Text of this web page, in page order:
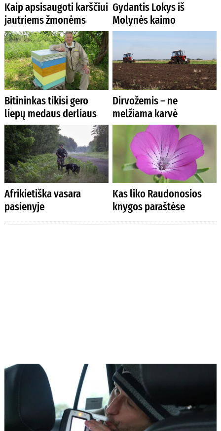
Kaip apsisaugoti karščiui
jautriems žmonėms
Gydantis Lokys iš
Molynės kaimo
Bitininkas tikisi gero
liepų medaus derliaus
Dirvožemis – ne
melžiama karvė
Afrikietiška vasara
pasienyje
Kas liko Raudonosios
knygos paraštėse